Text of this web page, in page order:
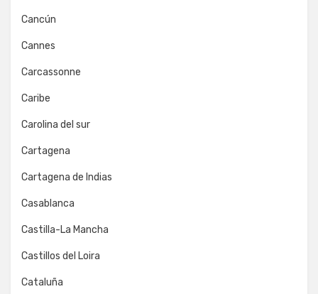
Cancún
Cannes
Carcassonne
Caribe
Carolina del sur
Cartagena
Cartagena de Indias
Casablanca
Castilla-La Mancha
Castillos del Loira
Cataluña